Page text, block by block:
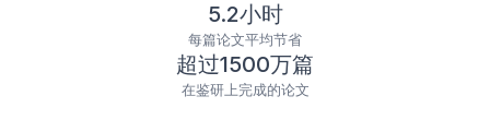
5.2小时
每篇论文平均节省
超过1500万篇
在鉴研上完成的论文